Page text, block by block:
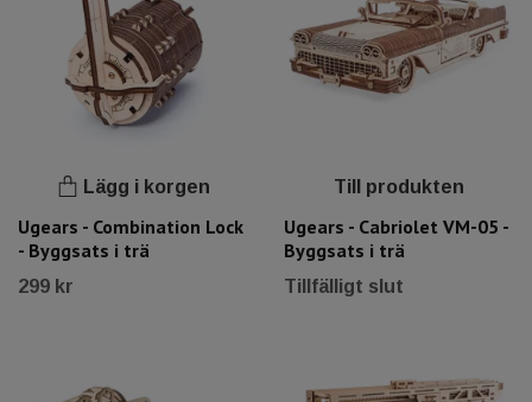
Lägg i korgen
Ugears - Combination Lock
- Byggsats i trä
299 kr
Till produkten
Ugears - Cabriolet VM-05 -
Byggsats i trä
Tillfälligt slut